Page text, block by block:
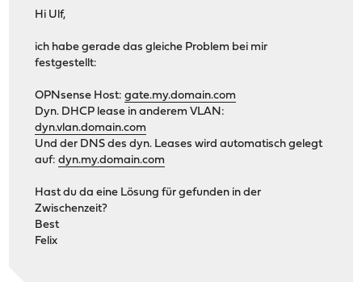
Hi Ulf,
ich habe gerade das gleiche Problem bei mir
festgestellt:
OPNsense Host:gate.my.domain.com
Dyn. DHCP lease in anderem VLAN:
dyn.vlan.domain.com
Und der DNS des dyn. Leases wird automatisch gelegt
auf:dyn.my.domain.com
Hast du da eine Lösung für gefunden in der
Zwischenzeit?
Best
Felix